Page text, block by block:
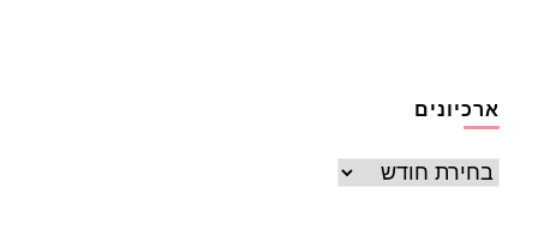
ארכיונים
ארכיונים